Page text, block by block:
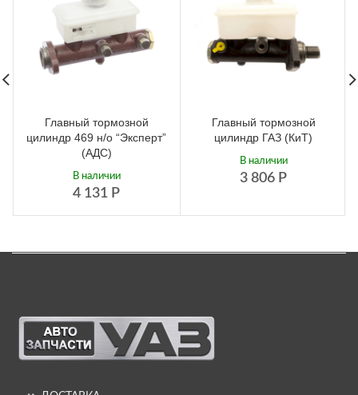
Главный тормозной
цилиндр 469 н/о “Эксперт”
(АДС)
4 131 Р
В наличии
Главный тормозной
цилиндр ГАЗ (КиТ)
3 806 Р
В наличии